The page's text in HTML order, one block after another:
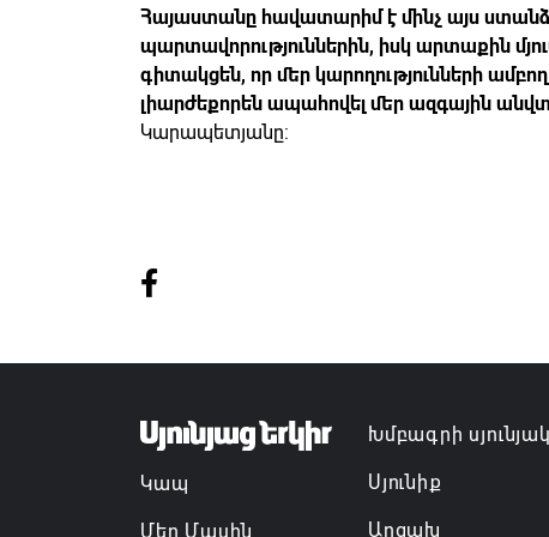
Հայաստանը հավատարիմ է մինչ այս
պարտավորություններին, իսկ արտաքին
գիտակցեն, որ մեր կարողությունների
լիարժեքորեն ապահովել մեր ազգային
Կարապետյանը:
Կապ
Մեր Մասին
Խմբագրի սյունյակ
Սյունիք
Արցախ